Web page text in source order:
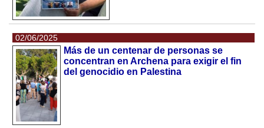
02/06/2025
Más de un centenar de personas se
concentran en Archena para exigir el fin
del genocidio en Palestina